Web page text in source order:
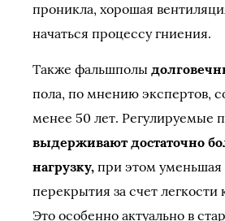
проникла, хорошая
начаться процессу гниения.
Также фальшполы
пола, по мнению экспертов,
менее 50 лет. Регулируемые
выдерживают достаточно
нагрузку, при этом уменьшая
перекрытия за счет легкости
Это особенно актуально в